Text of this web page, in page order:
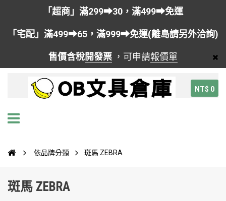
「超商」滿299➡30，滿499➡免運
「宅配」滿499➡65，滿999➡免運(離島請另外洽詢)
售價含稅開發票 ，可申請報價單
NT$ 0
依品牌分類 斑馬 ZEBRA
斑馬 ZEBRA